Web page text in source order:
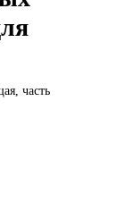
часть